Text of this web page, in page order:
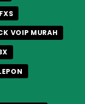
VOIP MURAH